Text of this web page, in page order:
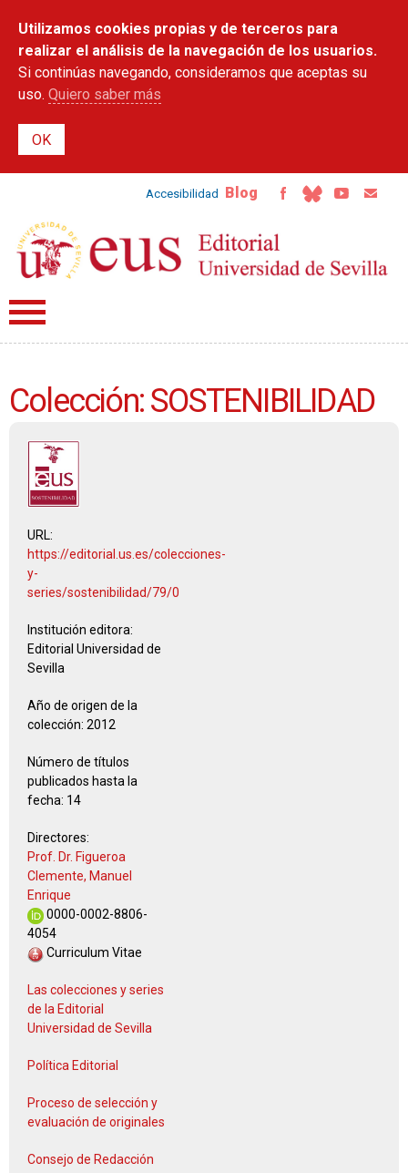
contenido
principal
Utilizamos cookies propias y de terceros para
realizar el análisis de la navegación de los usuarios.
Si continúas navegando, consideramos que aceptas su
uso. Quiero saber más
Accesibilidad Blog
Colección: SOSTENIBILIDAD
URL:
https://editorial.us.es/colecciones-
y-
series/sostenibilidad/79/0
Institución editora:
Editorial Universidad de
Sevilla
Año de origen de la
colección: 2012
Número de títulos
publicados hasta la
fecha: 14
Directores:
Prof. Dr. Figueroa
Clemente, Manuel
Enrique
0000-0002-8806-
4054
Curriculum Vitae
Las colecciones y series
de la Editorial
Universidad de Sevilla
Política Editorial
Proceso de selección y
evaluación de originales
Consejo de Redacción